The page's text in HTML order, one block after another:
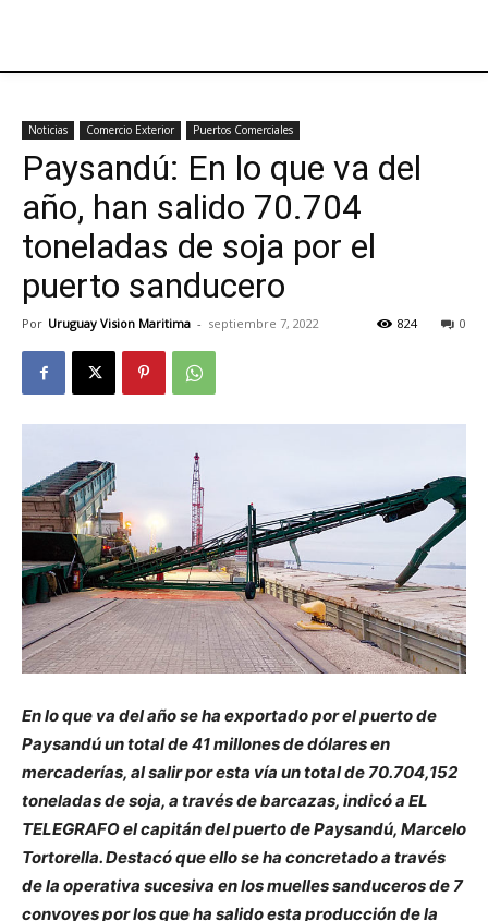
Noticias Comercio Exterior Puertos Comerciales
Paysandú: En lo que va del
año, han salido 70.704
toneladas de soja por el
puerto sanducero
Por Uruguay Vision Maritima - septiembre 7, 2022 0
824
En lo que va del año se ha exportado por el puerto de
Paysandú un total de 41 millones de dólares en
mercaderías, al salir por esta vía un total de 70.704,152
toneladas de soja, a través de barcazas, indicó a EL
TELEGRAFO el capitán del puerto de Paysandú, Marcelo
Tortorella. Destacó que ello se ha concretado a través
de la operativa sucesiva en los muelles sanduceros de 7
convoyes por los que ha salido esta producción de la